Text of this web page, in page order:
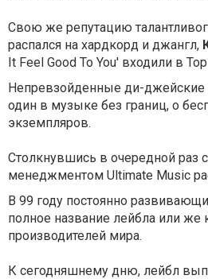
Свою же репутацию
распался на хардкорд и джангл,
It Feel Good To You' входили в
Непревзойденные ди-
один в музыке без границ, о
экземпляров.
Столкнувшись в очередной раз
менеджментом Ultimate Music
В 99 году постоянно
полное название лейбла или
производителей мира.
К сегодняшнему дню, лейбл